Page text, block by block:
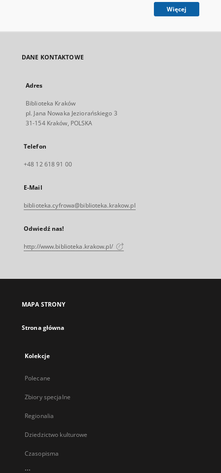
Więcej
DANE KONTAKTOWE
Adres
Biblioteka Kraków
pl. Jana Nowaka Jeziorańskiego 3
31-154 Kraków, POLSKA
Telefon
+48 12 618 91 00
E-Mail
biblioteka.cyfrowa@biblioteka.krakow.pl
Odwiedź nas!
http://www.biblioteka.krakow.pl/
MAPA STRONY
Strona główna
Kolekcje
Polecane
Zbiory specjalne
Regionalia
Dziedzictwo kulturowe
Czasopisma
...